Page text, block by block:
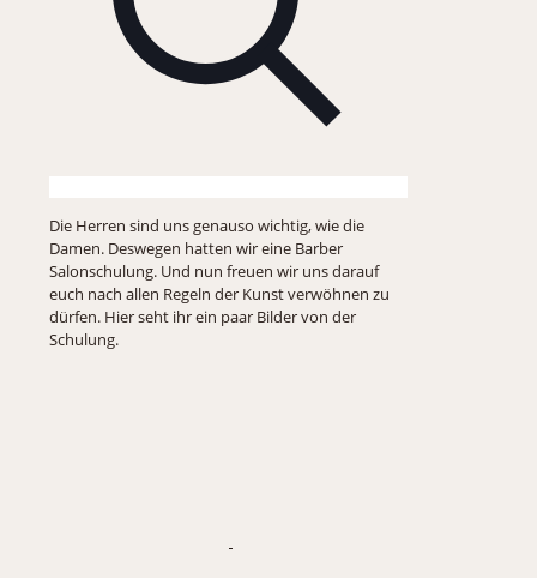
Die Herren sind uns genauso wichtig, wie die
Damen. Deswegen hatten wir eine Barber
Salonschulung. Und nun freuen wir uns darauf
euch nach allen Regeln der Kunst verwöhnen zu
dürfen. Hier seht ihr ein paar Bilder von der
Schulung.